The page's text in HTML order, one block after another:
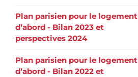
Plan parisien pour le logement
d’abord - Bilan 2023 et
perspectives 2024
Plan parisien pour le logement
d’abord - Bilan 2022 et